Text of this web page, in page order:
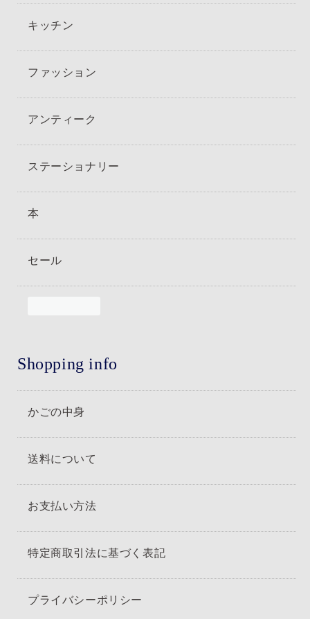
キッチン
ファッション
アンティーク
ステーショナリー
本
セール
Shopping info
かごの中身
送料について
お支払い方法
特定商取引法に基づく表記
プライバシーポリシー